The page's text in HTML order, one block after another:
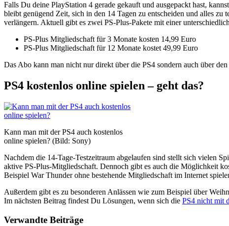
Falls Du deine PlayStation 4 gerade gekauft und ausgepackt hast,
bleibt genügend Zeit, sich in den 14 Tagen zu entscheiden und alles
verlängern. Aktuell gibt es zwei PS-Plus-Pakete mit einer
PS-Plus Mitgliedschaft für 3 Monate kosten 14,99 Euro
PS-Plus Mitgliedschaft für 12 Monate kostet 49,99 Euro
Das Abo kann man nicht nur direkt über die PS4 sondern auch über
PS4 kostenlos online spielen – geht das?
Kann man mit der PS4 auch kostenlos
online spielen? (Bild: Sony)
Nachdem die 14-Tage-Testzeitraum abgelaufen sind stellt sich vielen
aktive PS-Plus-Mitgliedschaft. Dennoch gibt es auch die Möglichkeit
Beispiel War Thunder ohne bestehende Mitgliedschaft im Internet
Außerdem gibt es zu besonderen Anlässen wie zum Beispiel über
Im nächsten Beitrag findest Du Lösungen, wenn sich die PS4 nicht mit
Verwandte Beiträge